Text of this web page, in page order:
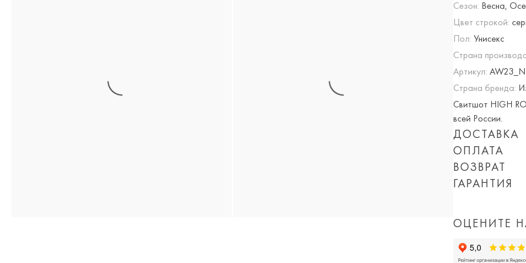
Сезон: Весна,
Цвет строкой:
Пол: Унисекс
Страна
Артикул:
Страна бренда:
Свитшот HIGH
всей России.
ДОСТАВКА
Опция частичная
Приблизительная
доставки, а так
доставка).
ОПЛАТА
При оплате
суммируются!
ВОЗВРАТ
Мы вернем или
Просто
ГАРАНТИЯ
ОЦЕНИТЕ